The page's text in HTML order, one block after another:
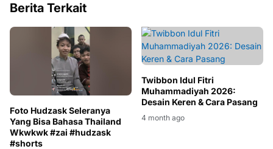
Berita Terkait
Foto Hudzask Seleranya
Yang Bisa Bahasa Thailand
Wkwkwk #zai #hudzask
#shorts
Twibbon Idul Fitri
Muhammadiyah 2026:
Desain Keren & Cara Pasang
4 month ago